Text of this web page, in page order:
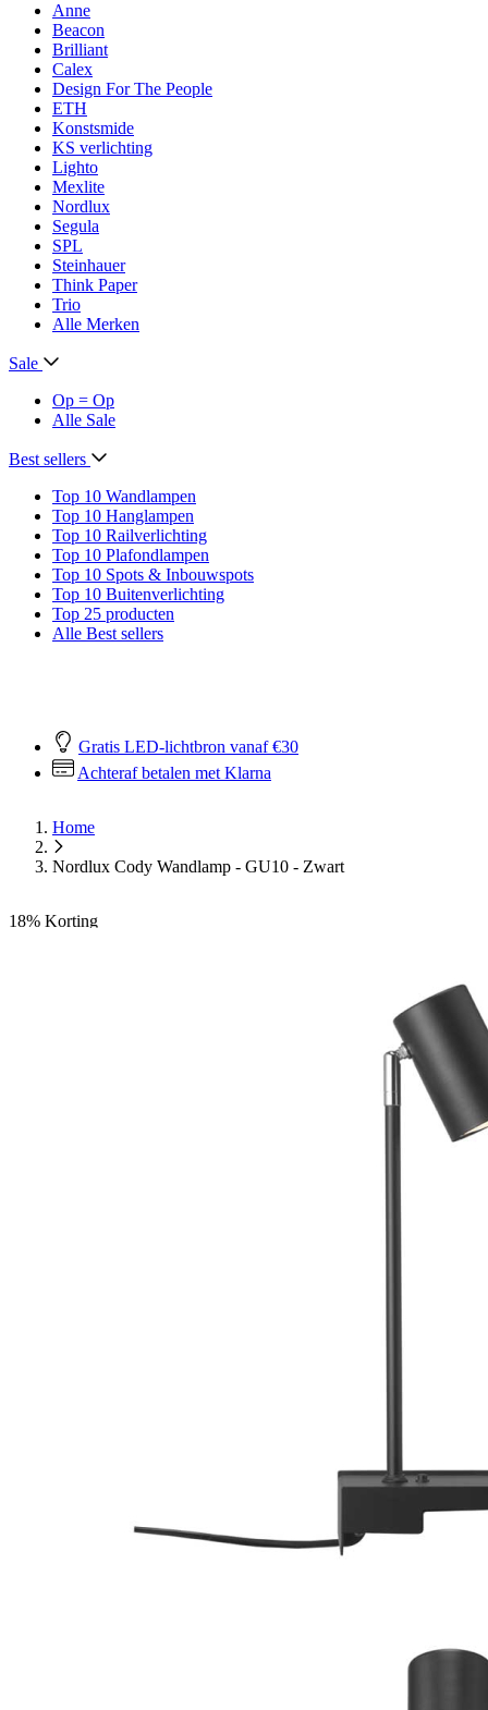
Anne
Beacon
Brilliant
Calex
Design For The People
ETH
Konstsmide
KS verlichting
Lighto
Mexlite
Nordlux
Segula
SPL
Steinhauer
Think Paper
Trio
Alle Merken
Sale
Op = Op
Alle Sale
Best sellers
Top 10 Wandlampen
Top 10 Hanglampen
Top 10 Railverlichting
Top 10 Plafondlampen
Top 10 Spots & Inbouwspots
Top 10 Buitenverlichting
Top 25 producten
Alle Best sellers
Gratis LED-lichtbron vanaf €30
Achteraf betalen met Klarna
Home
Nordlux Cody Wandlamp - GU10 - Zwart
18% Korting